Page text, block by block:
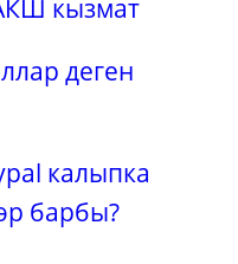
кызмат
деген
калыпка
барбы?